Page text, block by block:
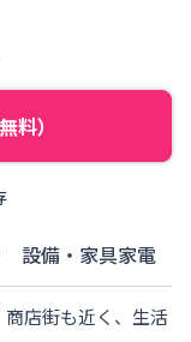
料）
設備・家具家電
店街も近く、生活